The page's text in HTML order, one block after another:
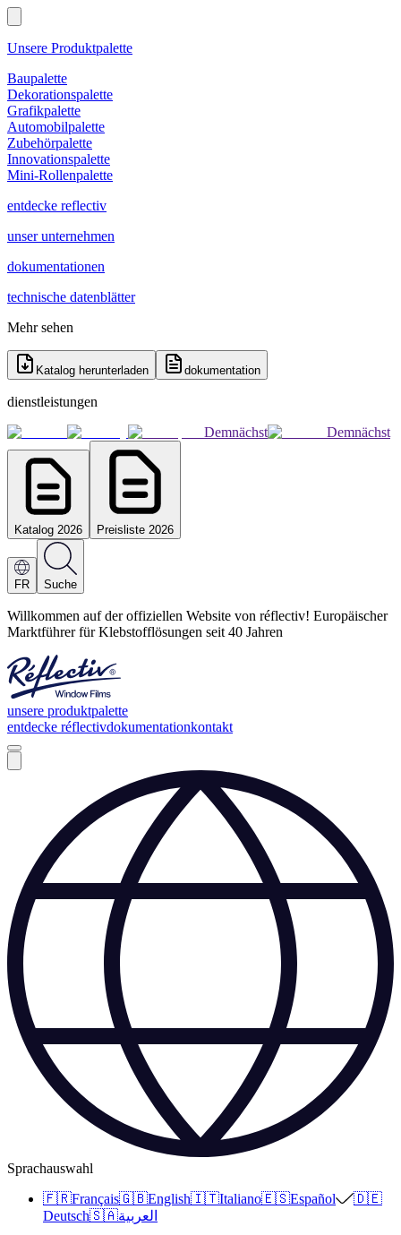
Unsere Produktpalette
Baupalette
Dekorationspalette
Grafikpalette
Automobilpalette
Zubehörpalette
Innovationspalette
Mini-Rollenpalette
entdecke reflectiv
unser unternehmen
dokumentationen
technische datenblätter
Mehr sehen
Katalog herunterladen dokumentation
dienstleistungen
Demnächst
Demnächst
Katalog 2026 Preisliste 2026
FR Suche
Willkommen auf der offiziellen Website von réflectiv! Europäischer
Marktführer für Klebstofflösungen seit 40 Jahren
unsere produktpalette
entdecke réflectivdokumentationkontakt
Sprachauswahl
🇫🇷Français🇬🇧English🇮🇹Italiano🇪🇸Español
🇩🇪
Deutsch🇸🇦العربية